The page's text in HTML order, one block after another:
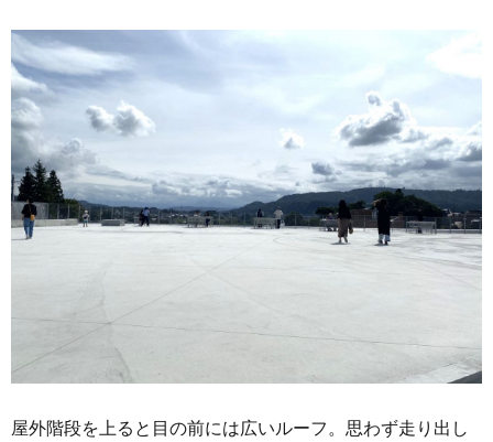
屋外階段を上ると目の前には広いルーフ。思わず走り出し